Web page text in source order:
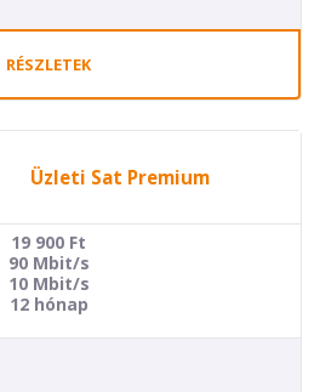
RÉSZLETEK
Üzleti Sat Premium
19 900 Ft
90 Mbit/s
10 Mbit/s
12 hónap